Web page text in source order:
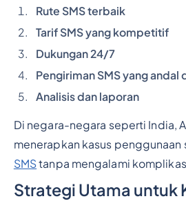
Rute SMS terbaik
Tarif SMS yang kompetitif
Dukungan 24/7
Pengiriman SMS yang andal
Analisis dan laporan
Di negara-negara seperti India,
menerapkan kasus
SMStanpa mengalami
Strategi Utama untuk